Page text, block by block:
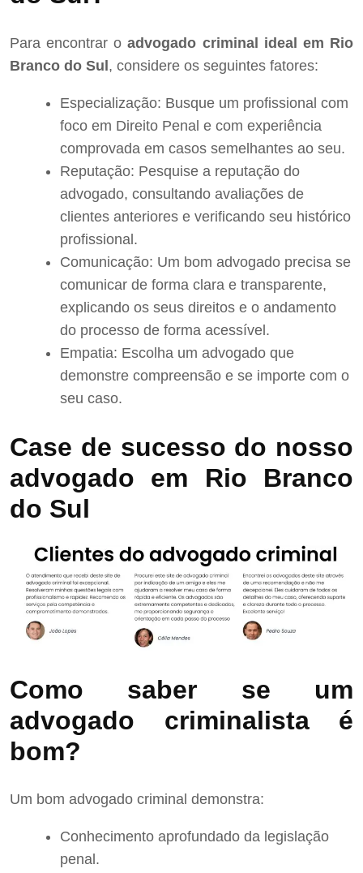
Para encontrar oadvogado criminal ideal em Rio
Branco do Sul , considere os seguintes fatores:
Especialização: Busque um profissional com
foco em Direito Penal e com experiência
comprovada em casos semelhantes ao seu.
Reputação: Pesquise a reputação do
advogado, consultando avaliações de
clientes anteriores e verificando seu histórico
profissional.
Comunicação: Um bom advogado precisa se
comunicar de forma clara e transparente,
explicando os seus direitos e o andamento
do processo de forma acessível.
Empatia: Escolha um advogado que
demonstre compreensão e se importe com o
seu caso.
Case de sucesso do nosso
advogado em Rio Branco
do Sul
Como saber se um
advogado criminalista é
bom?
Um bom advogado criminal demonstra:
Conhecimento aprofundado da legislação
penal.